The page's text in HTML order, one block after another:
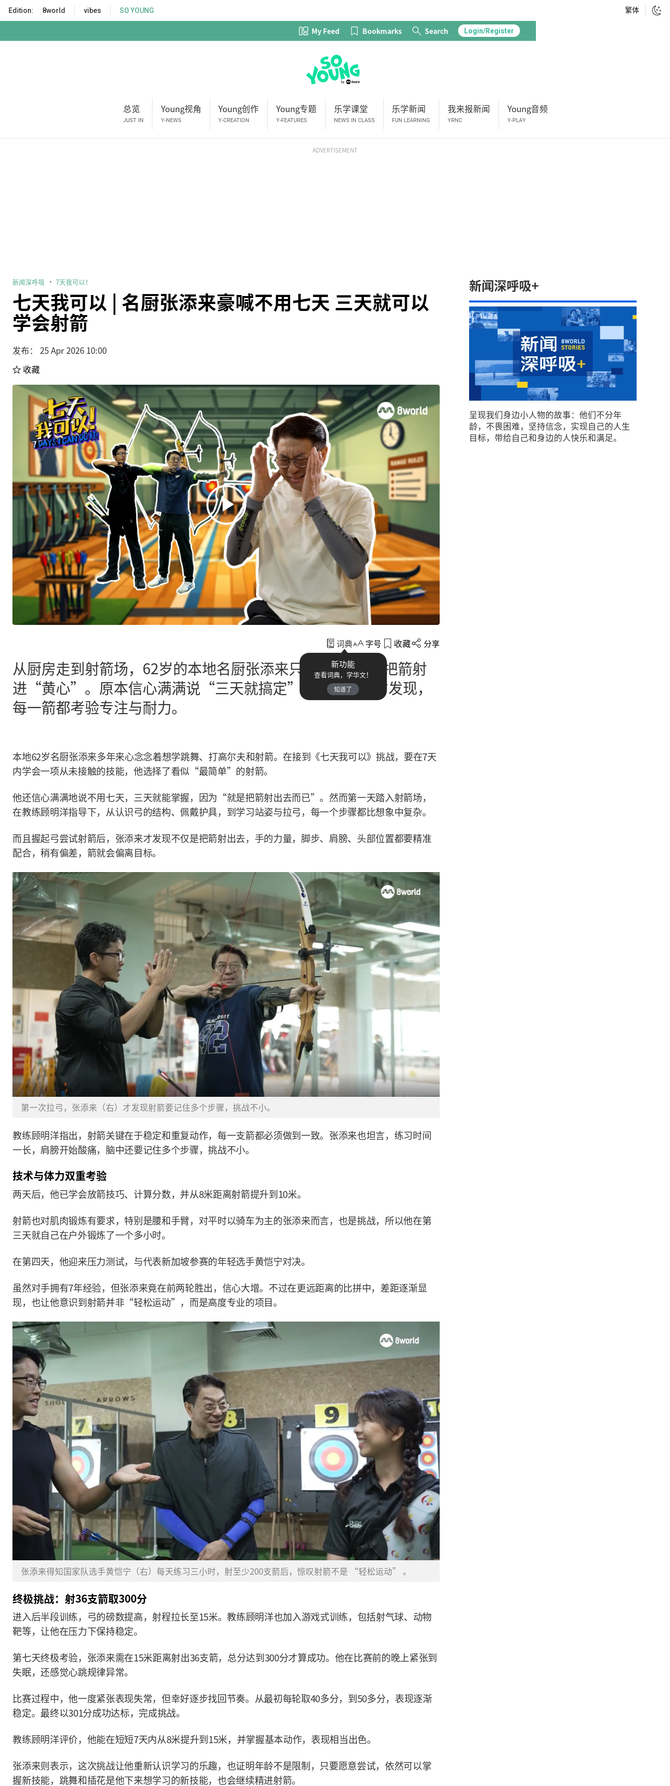
p
Edition: 8world vibes SO YOUNG 繁体
My Feed Bookmarks Search Login/Register
总览
JUST IN
Young视角
Y-NEWS
Young创作
Y-CREATION
Young专题
Y-FEATURES
乐学课堂
NEWS IN CLASS
乐学新闻
FUN LEARNING
我来报新闻
YRNC
Young音频
Y-PLAY
ADVERTISEMENT
七天我可以 | 名厨张添来豪喊不用七天 三天就可以
学会射箭
新闻深呼吸 7天我可以！
发布： 25 Apr 2026 10:00
收藏
词典
新功能
查看词典，学华文！
知道了
字号 收藏 分享
从厨房走到射箭场，62岁的本地名厨张添来只用了7天，就把箭射
进“黄心”。原本信心满满说“三天就搞定”，真正上场才发现，
每一箭都考验专注与耐力。
本地62岁名厨张添来多年来心念念着想学跳舞、打高尔夫和射箭。在接到《七天我可以》挑战，要在7天
内学会一项从未接触的技能，他选择了看似“最简单”的射箭。
他还信心满满地说不用七天，三天就能掌握，因为“就是把箭射出去而已”。然而第一天踏入射箭场，
在教练顾明洋指导下，从认识弓的结构、佩戴护具，到学习站姿与拉弓，每一个步骤都比想象中复杂。
而且握起弓尝试射箭后，张添来才发现不仅是把箭射出去，手的力量，脚步、肩膀、头部位置都要精准
配合，稍有偏差，箭就会偏离目标。
第一次拉弓，张添来（右）才发现射箭要记住多个步骤，挑战不小。
教练顾明洋指出，射箭关键在于稳定和重复动作，每一支箭都必须做到一致。张添来也坦言，练习时间
一长，肩膀开始酸痛，脑中还要记住多个步骤，挑战不小。
技术与体力双重考验
两天后，他已学会放箭技巧、计算分数，并从8米距离射箭提升到10米。
射箭也对肌肉锻炼有要求，特别是腰和手臂，对平时以骑车为主的张添来而言，也是挑战，所以他在第
三天就自己在户外锻炼了一个多小时。
在第四天，他迎来压力测试，与代表新加坡参赛的年轻选手黄恺宁对决。
虽然对手拥有7年经验，但张添来竟在前两轮胜出，信心大增。不过在更远距离的比拼中，差距逐渐显
现，也让他意识到射箭并非“轻松运动”，而是高度专业的项目。
张添来得知国家队选手黄恺宁（右）每天练习三小时，射至少200支箭后，惊叹射箭不是 “轻松运动” 。
终极挑战：射36支箭取300分
进入后半段训练，弓的磅数提高，射程拉长至15米。教练顾明洋也加入游戏式训练，包括射气球、动物
靶等，让他在压力下保持稳定。
第七天终极考验，张添来需在15米距离射出36支箭，总分达到300分才算成功。他在比赛前的晚上紧张到
失眠，还感觉心跳规律异常。
比赛过程中，他一度紧张表现失常，但幸好逐步找回节奏。从最初每轮取40多分，到50多分，表现逐渐
稳定。最终以301分成功达标，完成挑战。
教练顾明洋评价，他能在短短7天内从8米提升到15米，并掌握基本动作，表现相当出色。
张添来则表示，这次挑战让他重新认识学习的乐趣，也证明年龄不是限制，只要愿意尝试，依然可以掌
握新技能，跳舞和插花是他下来想学习的新技能，也会继续精进射箭。
新闻深呼吸+
呈现我们身边小人物的故事：他们不分年
龄，不畏困难，坚持信念，实现自己的人生
目标，带给自己和身边的人快乐和满足。